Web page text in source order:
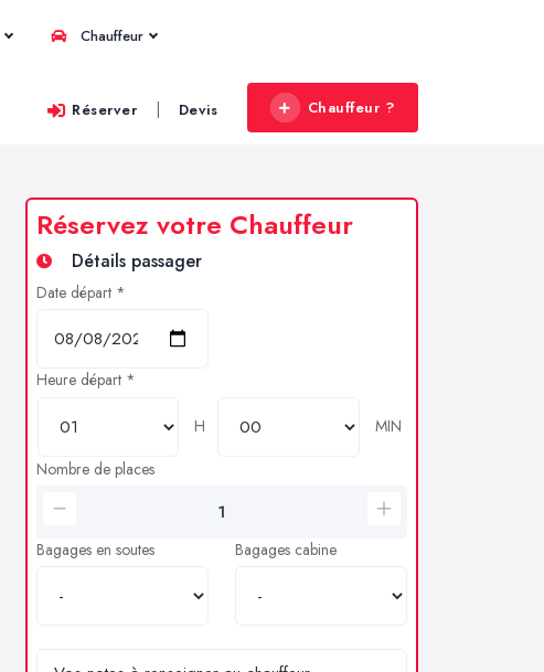
Chauffeur
Réserver | Devis Chauffeur ?
Réservez votre Chauffeur
Détails passager
Date départ *
Heure départ *
H
MIN
Nombre de places
Bagages en soutes Bagages cabine